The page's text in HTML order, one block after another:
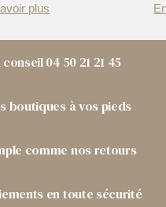
plus
conseil04 50 21 21 45
boutiques à vos pieds
comme nos retours
en toute sécurité